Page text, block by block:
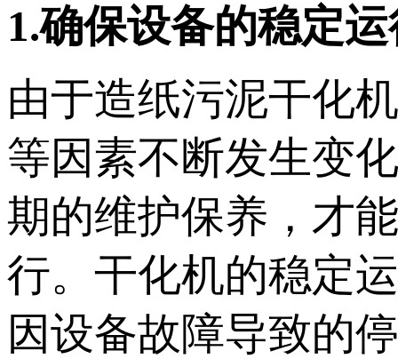
1.确保设备的稳定
由于造纸污泥干化
等因素不断发生变
期的维护保养，才
行。干化机的稳定
因设备故障导致的